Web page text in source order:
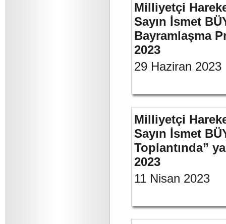
Milliyetçi
Sayın İsmet
Bayramlaşma
2023
29 Haziran 2023
Milliyetçi
Sayın İsmet
Toplantında”
2023
11 Nisan 2023